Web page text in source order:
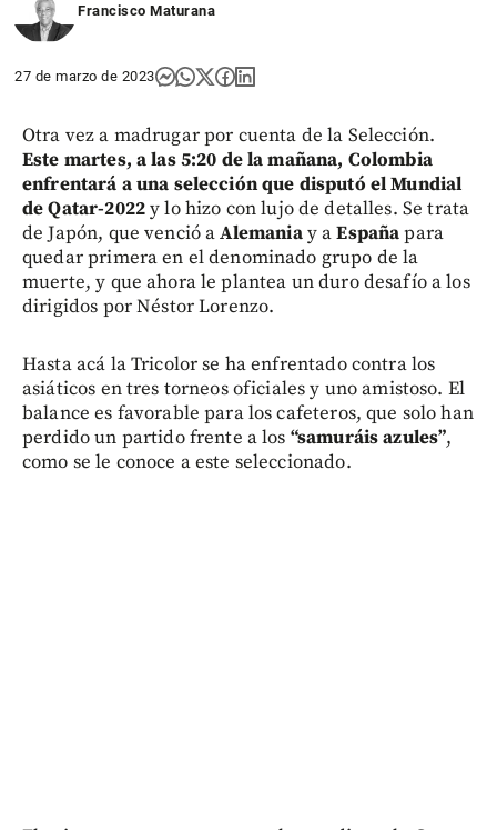
Francisco Maturana
27 de marzo de 2023
Otra vez a madrugar por cuenta de la Selección.
Este martes, a las 5:20 de la mañana, Colombia
enfrentará a una selección que disputó el Mundial
de Qatar-2022y lo hizo con lujo de detalles. Se trata
de Japón, que venció aAlemaniay aEspañapara
quedar primera en el denominado grupo de la
muerte, y que ahora le plantea un duro desafío a los
dirigidos por Néstor Lorenzo.
Hasta acá la Tricolor se ha enfrentado contra los
asiáticos en tres torneos oficiales y uno amistoso. El
balance es favorable para los cafeteros, que solo han
perdido un partido frente a los “samuráis azules”,
como se le conoce a este seleccionado.